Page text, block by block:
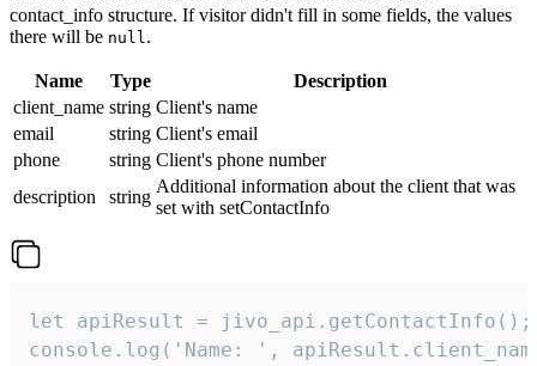
contact_info structure. If visitor didn't fill in some fields, the values
there will be null.
Name Type
Description
client_name string Client's name
email
string Client's email
phone
string Client's phone number
description
string
Additional information about the client that was
set with setContactInfo
let apiResult = jivo_api.getContactInfo();
console.log('Name: ',